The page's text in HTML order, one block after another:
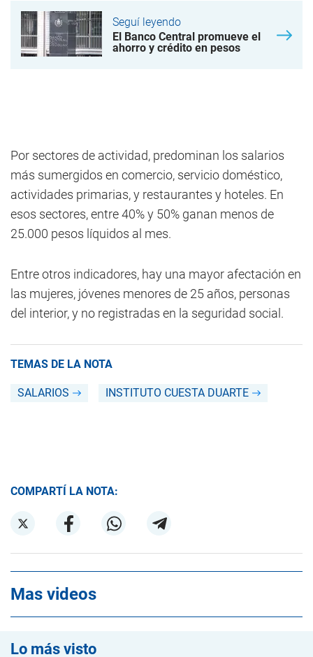
Seguí leyendo
El Banco Central promueve el
ahorro y crédito en pesos
Por sectores de actividad, predominan los salarios
más sumergidos en comercio, servicio doméstico,
actividades primarias, y restaurantes y hoteles. En
esos sectores, entre 40% y 50% ganan menos de
25.000 pesos líquidos al mes.
Entre otros indicadores, hay una mayor afectación en
las mujeres, jóvenes menores de 25 años, personas
del interior, y no registradas en la seguridad social.
TEMAS DE LA NOTA
SALARIOS INSTITUTO CUESTA DUARTE
COMPARTÍ LA NOTA:
Mas videos
Lo más visto